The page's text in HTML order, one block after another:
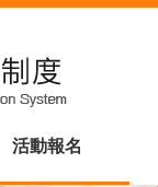
活動報名